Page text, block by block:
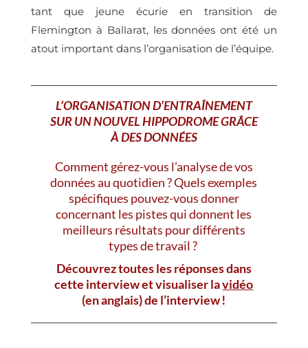
tant que jeune écurie en transition de
Flemington à Ballarat, les données ont été un
atout important dans l’organisation de l’équipe.
L’ORGANISATION D’ENTRAÎNEMENT
SUR UN NOUVEL HIPPODROME GRÂCE
À DES DONNÉES
Comment gérez-vous l’analyse de vos
données au quotidien ? Quels exemples
spécifiques pouvez-vous donner
concernant les pistes qui donnent les
meilleurs résultats pour différents
types de travail ?
Découvrez toutes les réponses dans
cette interview et visualiser lavidéo
(en anglais)de l’interview !